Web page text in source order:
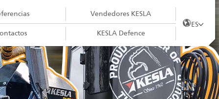
Vendedores KESLA
KESLA Defence
ES